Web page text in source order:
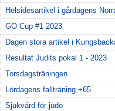
Helsidesartikel i gårdagens
GO Cup #1 2023
Dagen stora artikel i
Resultat Judits pokal 1 - 2023
Torsdagsträningen
Lördagens fallträning +65
Sjukvård för judo